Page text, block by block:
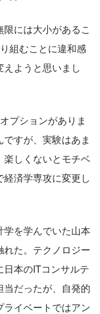
には大小があるこ
組むことに違和感
ようと思いまし
プションがありま
すが、実験はあま
楽しくないとモチベ
済学専攻に変更し
を学んでいた山本
た。テクノロジー
本のITコンサルテ
当だったが、自発的
イベートではアン